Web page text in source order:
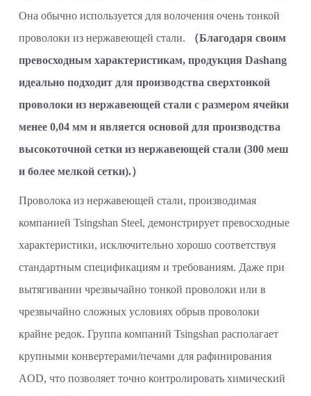
Она обычно используется для волочения очень тонкой
проволоки из нержавеющей стали.
（Благодаря своим
превосходным характеристикам, продукция Dashang
идеально подходит для производства сверхтонкой
проволоки из нержавеющей стали с размером ячейки
менее 0,04 мм и является основой для производства
высокоточной сетки из нержавеющей стали (300 меш
и более мелкой сетки).）
Проволока из нержавеющей стали, производимая
компанией Tsingshan Steel, демонстрирует превосходные
характеристики, исключительно хорошо соответствуя
стандартным спецификациям и требованиям. Даже при
вытягивании чрезвычайно тонкой проволоки или в
чрезвычайно сложных условиях обрыв проволоки
крайне редок. Группа компаний Tsingshan располагает
крупными конвертерами/печами для рафинирования
AOD, что позволяет точно контролировать химический